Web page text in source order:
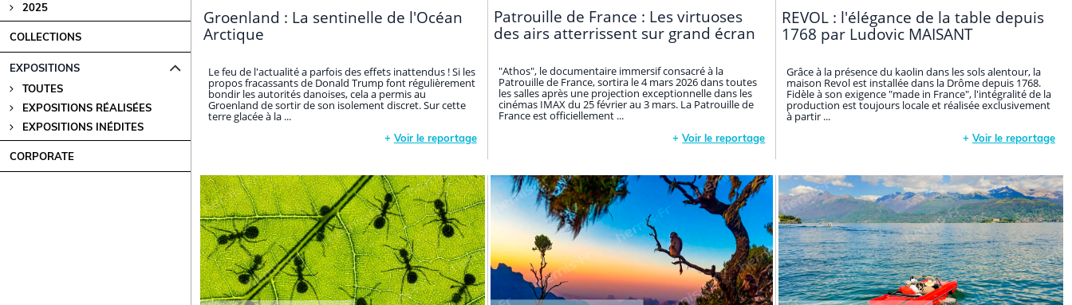
2025
COLLECTIONS
EXPOSITIONS
TOUTES
EXPOSITIONS RÉALISÉES
EXPOSITIONS INÉDITES
CORPORATE
Groenland : La sentinelle de l'Océan
Arctique
Le feu de l'actualité a parfois des effets inattendus ! Si les
propos fracassants de Donald Trump font régulièrement
bondir les autorités danoises, cela a permis au
Groenland de sortir de son isolement discret. Sur cette
terre glacée à la ...
+ Voir le reportage
Patrouille de France : Les virtuoses
des airs atterrissent sur grand écran
"Athos", le documentaire immersif consacré à la
Patrouille de France, sortira le 4 mars 2026 dans toutes
les salles après une projection exceptionnelle dans les
cinémas IMAX du 25 février au 3 mars. La Patrouille de
France est officiellement ...
+Voir le reportage
REVOL : l'élégance de la table depuis
1768 par Ludovic MAISANT
Grâce à la présence du kaolin dans les sols alentour, la
maison Revol est installée dans la Drôme depuis 1768.
Fidèle à son exigence "made in France", l'intégralité de la
production est toujours locale et réalisée exclusivement
à partir ...
+ Voir le reportage